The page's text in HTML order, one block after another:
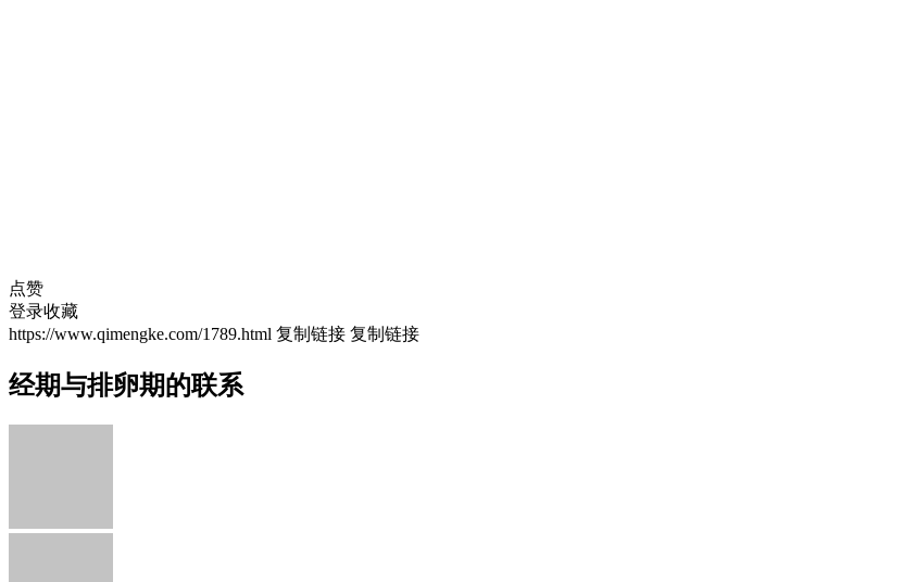
点赞
登录收藏
https://www.qimengke.com/1789.html 复制链接 复制链接
经期与排卵期的联系